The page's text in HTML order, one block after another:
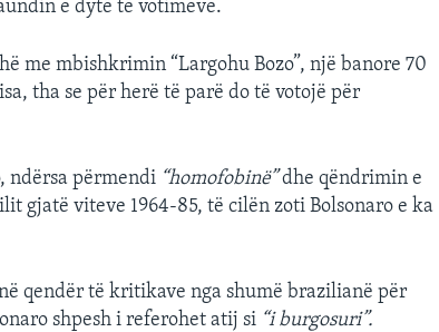
e dytë të votimeve.
me mbishkrimin “Largohu Bozo”, një banore 70
tha se për herë të parë do të votojë për
ndërsa përmendi “homofobinë”dhe qëndrimin e
gjatë viteve 1964-85, të cilën zoti Bolsonaro e ka
qendër të kritikave nga shumë brazilianë për
shpesh i referohet atij si “i burgosuri”.